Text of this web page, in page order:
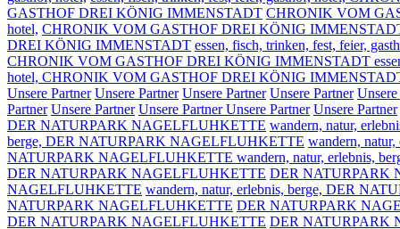
GASTHOF DREI KÖNIG IMMENSTADT CHRONIK VOM
hotel, CHRONIK VOM GASTHOF DREI KÖNIG
DREI KÖNIG IMMENSTADT essen, fisch, trinken, fest, feier,
CHRONIK VOM GASTHOF DREI KÖNIG IMMENSTADT
hotel, CHRONIK VOM GASTHOF DREI KÖNIG
Unsere Partner Unsere Partner Unsere Partner Unsere Partner
Partner Unsere Partner Unsere PartnerUnsere Partner Unsere Partner
DER NATURPARK NAGELFLUHKETTE wandern, natur,
berge, DER NATURPARK NAGELFLUHKETTE wandern,
NATURPARK NAGELFLUHKETTE wandern, natur, erlebnis,
DER NATURPARK NAGELFLUHKETTE DER NATURPARK
NAGELFLUHKETTE wandern, natur, erlebnis, berge, DER
NATURPARK NAGELFLUHKETTE DER NATURPARK
DER NATURPARK NAGELFLUHKETTE DER NATURPARK